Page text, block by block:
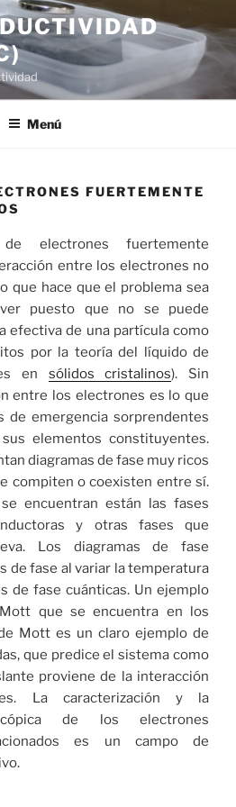
Menú
FUERTEMENTE
electrones fuertemente
entre los electrones no
que hace que el problema sea
puesto que no se puede
efectiva de una partícula como
por la teoría del líquido de
en sólidos cristalinos). Sin
entre los electrones es lo que
de emergencia sorprendentes
elementos constituyentes.
diagramas de fase muy ricos
compiten o coexisten entre sí.
encuentran están las fases
y otras fases que
Los diagramas de fase
de fase al variar la temperatura
de fase cuánticas. Un ejemplo
que se encuentra en los
Mott es un claro ejemplo de
que predice el sistema como
proviene de la interacción
La caracterización y la
de los electrones
es un campo de